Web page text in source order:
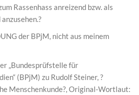
Rassenhass anreizend bzw. als
der BPjM, nicht aus meinem
„Bundesprüfstelle für
(BPjM) zu Rudolf Steiner, ?
Menschenkunde?, Original-Wortlaut: